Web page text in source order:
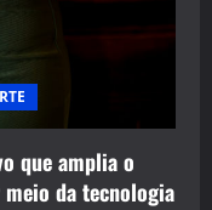
que amplia o
da tecnologia